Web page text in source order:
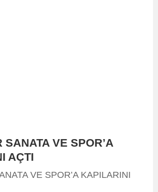
SANATA VE SPOR’A
AÇTI
VE SPOR’A KAPILARINI